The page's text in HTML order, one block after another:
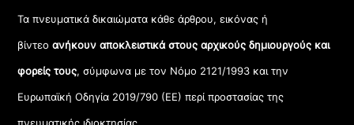
Τα πνευματικά δικαιώματα κάθε άρθρου, εικόνας ή
βίντεοανήκουν αποκλειστικά στους αρχικούς δημιουργούς και
φορείς τους, σύμφωνα με τον Νόμο 2121/1993 και την
Ευρωπαϊκή Οδηγία 2019/790 (ΕΕ) περί προστασίας της